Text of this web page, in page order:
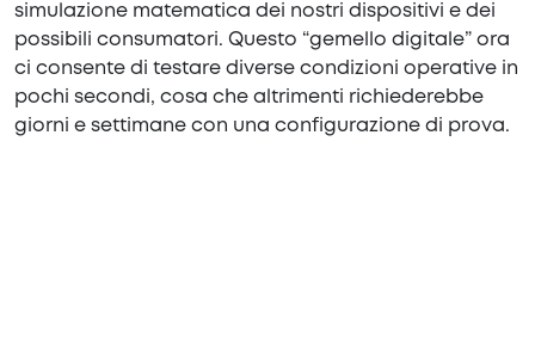
simulazione matematica dei nostri dispositivi e dei
possibili consumatori. Questo “gemello digitale” ora
ci consente di testare diverse condizioni operative in
pochi secondi, cosa che altrimenti richiederebbe
giorni e settimane con una configurazione di prova.